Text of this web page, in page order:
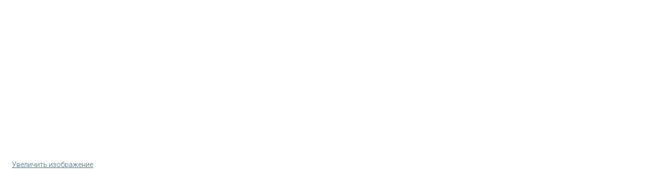
Увеличить изображение